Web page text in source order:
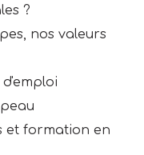
?
nos valeurs
et formation en